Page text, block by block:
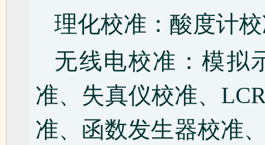
理化校准：酸度计
无线电校准：模拟
准、失真仪校准、
准、函数发生器校准